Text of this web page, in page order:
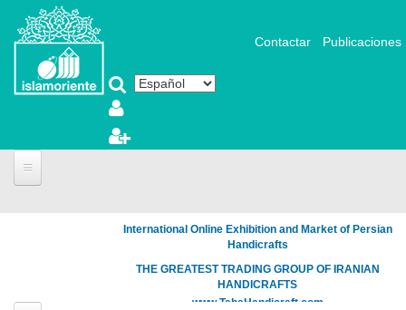
Pasar al contenido principal
Contactar Publicaciones
International Online Exhibition and Market of Persian
Handicrafts
THE GREATEST TRADING GROUP OF IRANIAN
HANDICRAFTS
www.TahaHandicraft.com